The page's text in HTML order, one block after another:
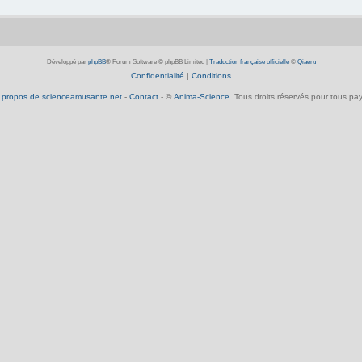
Développé par phpBB® Forum Software © phpBB Limited Traduction française officielle© Qiaeru
Confidentialité | Conditions
propos de scienceamusante.net- Contact- © Anima-Science . Tous droits réservés pour tous